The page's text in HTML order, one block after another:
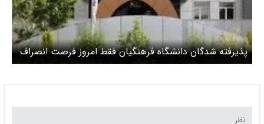
پذیرفته شدگان دانشگاه فرهنگیان فقط امروز فرصت انصراف
دارند